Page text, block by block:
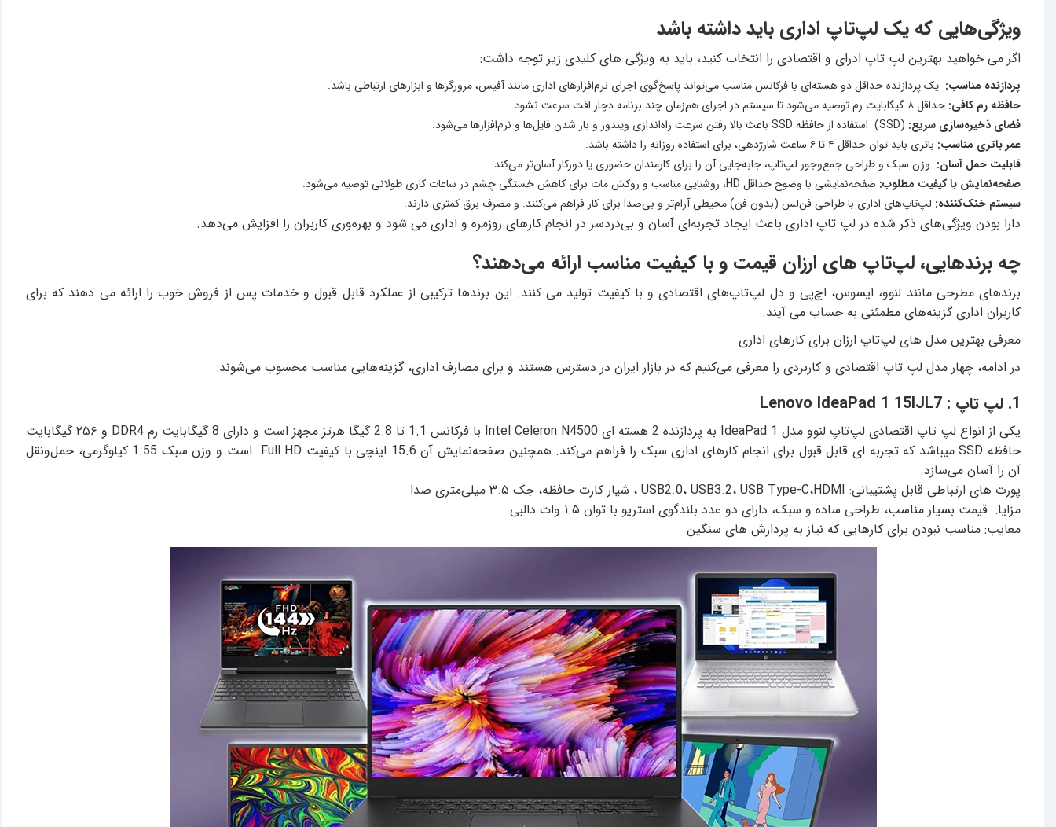
ویژگی‌هایی که یک لپ‌تاپ اداری باید داشته باشد
اگر می خواهید بهترین لپ تاپ ادرای و اقتصادی را انتخاب کنید، باید به ویژگی های کلیدی زیر توجه داشت:
پردازنده مناسب: یک پردازنده حداقل دو هسته‌ای با فرکانس مناسب می‌تواند پاسخ‌گوی اجرای نرم‌افزارهای اداری مانند آفیس، مرورگرها و ابزارهای ارتباطی باشد.
حافظه رم کافی: حداقل ۸ گیگابایت رم توصیه می‌شود تا سیستم در اجرای هم‌زمان چند برنامه دچار افت سرعت نشود.
فضای ذخیره‌سازی سریع: (SSD) استفاده از حافظه SSD باعث بالا رفتن سرعت راه‌اندازی ویندوز و باز شدن فایل‌ها و نرم‌افزارها می‌شود.
عمر باتری مناسب: باتری باید توان حداقل ۴ تا ۶ ساعت شارژدهی، برای استفاده روزانه را داشته باشد.
قابلیت حمل آسان: وزن سبک و طراحی جمع‌وجور لپ‌تاپ، جابه‌جایی آن را برای کارمندان حضوری یا دورکار آسان‌تر می‌کند.
صفحه‌نمایش با کیفیت مطلوب: صفحه‌نمایشی با وضوح حداقل HD، روشنایی مناسب و روکش مات برای کاهش خستگی چشم در ساعات کاری طولانی توصیه می‌شود.
سیستم خنک‌کننده: لپ‌تاپ‌های اداری با طراحی فن‌لس (بدون فن) محیطی آرام‌تر و بی‌صدا برای کار فراهم می‌کنند. و مصرف برق کمتری دارند.
دارا بودن ویژگی‌های ذکر شده در لپ تاپ اداری باعث ایجاد تجربه‌ای آسان و بی‌دردسر در انجام کارهای روزمره و اداری می شود و بهره‌وری کاربران را افزایش می‌دهد.
چه برندهایی، لپ‌تاپ‌ های ارزان‌ قیمت و با کیفیت مناسب ارائه می‌دهند؟
برندهای مطرحی مانند لنوو، ایسوس، اچ‌پی و دل لپ‌تاپ‌های اقتصادی و با کیفیت تولید می کنند. این برندها ترکیبی از عملکرد قابل قبول و خدمات پس از فروش خوب را ارائه می دهند که برای
کاربران اداری گزینه‌های مطمئنی به حساب می آیند.
معرفی بهترین مدل های لپ‌تاپ ارزان برای کارهای اداری
در ادامه، چهار مدل لپ تاپ اقتصادی و کاربردی را معرفی می‌کنیم که در بازار ایران در دسترس هستند و برای مصارف اداری، گزینه‌هایی مناسب محسوب می‌شوند:
1. لپ تاپ : Lenovo IdeaPad 1 15IJL7
یکی از انواع لپ تاپ اقتصادی لپ‌تاپ لنوو مدل IdeaPad 1 به پردازنده 2 هسته ای Intel Celeron N4500 با فرکانس 1.1 تا 2.8 گیگا هرتز مجهز است و دارای 8 گیگابایت رم DDR4 و ۲۵۶ گیگابایت
حافظه SSD میباشد که تجربه ای قابل قبول برای انجام کارهای اداری سبک را فراهم می‌کند. همچنین صفحه‌نمایش آن 15.6 اینچی با کیفیت Full HD است و وزن سبک 1.55 کیلوگرمی، حمل‌ونقل
آن را آسان می‌سازد.
پورت های ارتباطی قابل پشتیبانی: USB2.0، USB3.2، USB Type-C،HDMI ، شیار کارت حافظه، جک ۳.۵ میلی‌متری صدا
مزایا: قیمت بسیار مناسب، طراحی ساده و سبک، دارای دو عدد بلندگوی استریو با توان ۱.۵ وات دالبی
معایب: مناسب نبودن برای کارهایی که نیاز به پردازش های سنگین